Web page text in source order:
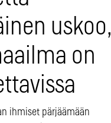
uskoo,
on
ihmiset pärjäämään